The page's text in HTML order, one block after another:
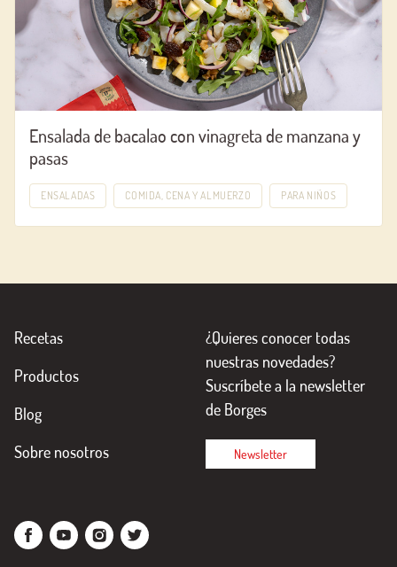
Ensalada de bacalao con vinagreta de manzana y
pasas
ENSALADAS COMIDA, CENA Y ALMUERZO PARA NIÑOS
Recetas
Productos
Blog
Sobre nosotros
¿Quieres conocer todas
nuestras novedades?
Suscríbete a la newsletter
de Borges
Newsletter